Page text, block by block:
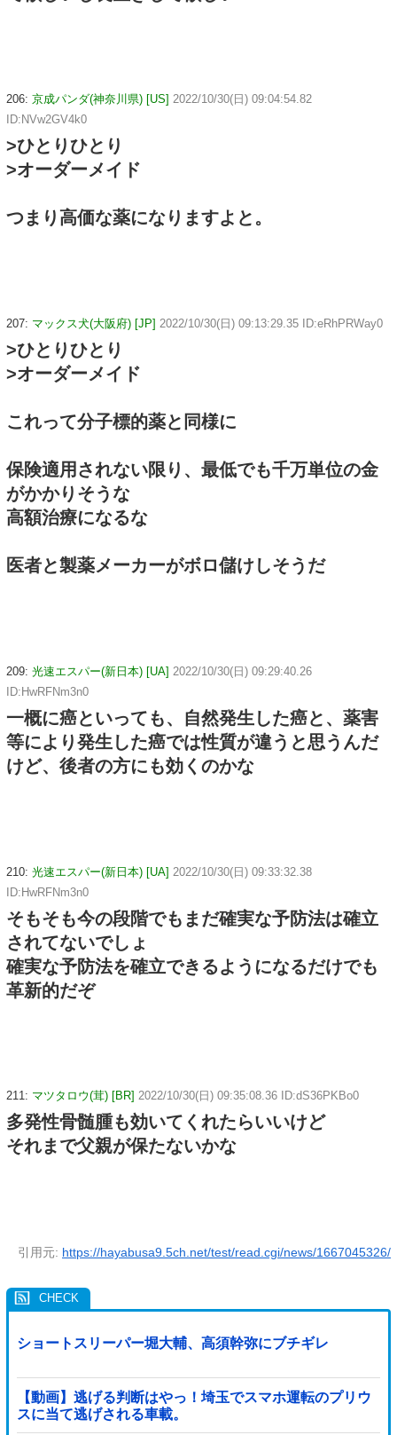
206: 京成パンダ(神奈川県) [US] 2022/10/30(日) 09:04:54.82
ID:NVw2GV4k0
>ひとりひとり
>オーダーメイド
つまり高価な薬になりますよと。
207: マックス犬(大阪府) [JP] 2022/10/30(日) 09:13:29.35 ID:eRhPRWay0
>ひとりひとり
>オーダーメイド
これって分子標的薬と同様に
保険適用されない限り、最低でも千万単位の金
がかかりそうな
高額治療になるな
医者と製薬メーカーがボロ儲けしそうだ
209: 光速エスパー(新日本) [UA] 2022/10/30(日) 09:29:40.26
ID:HwRFNm3n0
一概に癌といっても、自然発生した癌と、薬害
等により発生した癌では性質が違うと思うんだ
けど、後者の方にも効くのかな
210: 光速エスパー(新日本) [UA] 2022/10/30(日) 09:33:32.38
ID:HwRFNm3n0
そもそも今の段階でもまだ確実な予防法は確立
されてないでしょ
確実な予防法を確立できるようになるだけでも
革新的だぞ
211: マツタロウ(茸) [BR] 2022/10/30(日) 09:35:08.36 ID:dS36PKBo0
多発性骨髄腫も効いてくれたらいいけど
それまで父親が保たないかな
引用元: https://hayabusa9.5ch.net/test/read.cgi/news/1667045326/
ショートスリーパー堀大輔、高須幹弥にブチギレ
【動画】逃げる判断はやっ！埼玉でスマホ運転のプリウ
スに当て逃げされる車載。